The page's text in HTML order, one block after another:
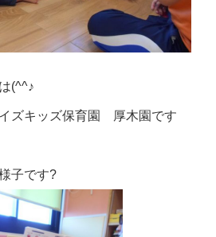
(^^♪
ズキッズ保育園 厚木園です
子です?